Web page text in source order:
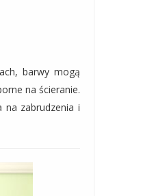
barwy mogą
na ścieranie.
zabrudzenia i